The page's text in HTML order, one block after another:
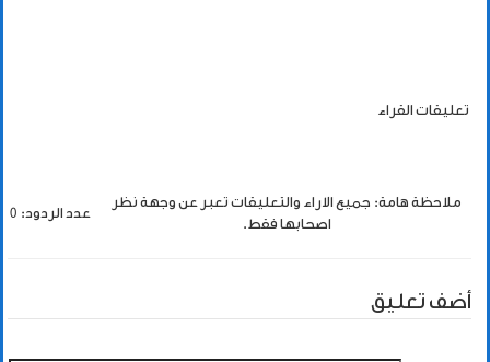
تعليقات القراء
ملاحظة هامة: جميع الاراء والتعليقات تعبر عن وجهة نظر
اصحابها فقط.
عدد الردود: 0
أضف تعليق